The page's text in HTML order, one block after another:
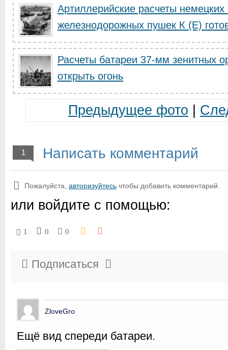
Артиллерийские расчеты
железнодорожных пушек К (Е)
Расчеты батареи 37-мм зенитных
открыть огонь
Предыдущее фото
1 Написать комментарий
Пожалуйста, авторизуйтесь чтобы добавить комментарий.
или войдите с помощью:
1 0 0
Подписаться
ZloveGro
Ещё вид спереди батареи.